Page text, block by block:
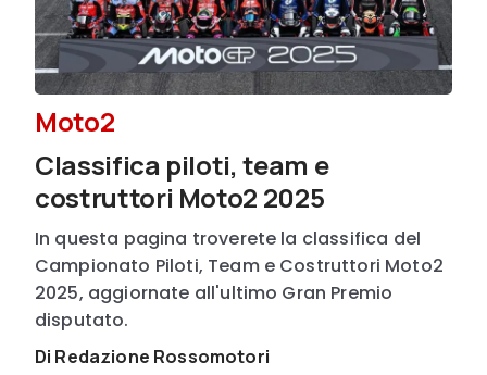
Moto2
Classifica piloti, team e
costruttori Moto2 2025
In questa pagina troverete la classifica del
Campionato Piloti, Team e Costruttori Moto2
2025, aggiornate all'ultimo Gran Premio
disputato.
Di Redazione Rossomotori